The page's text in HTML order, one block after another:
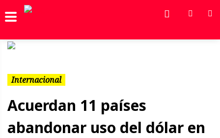
Internacional
Acuerdan 11 países
abandonar uso del dólar en